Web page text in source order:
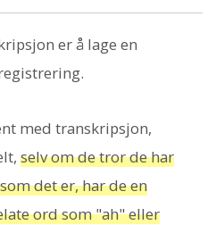
er å lage en
med transkripsjon,
selv om de tror de har
det er, har de en
ord som "ah" eller